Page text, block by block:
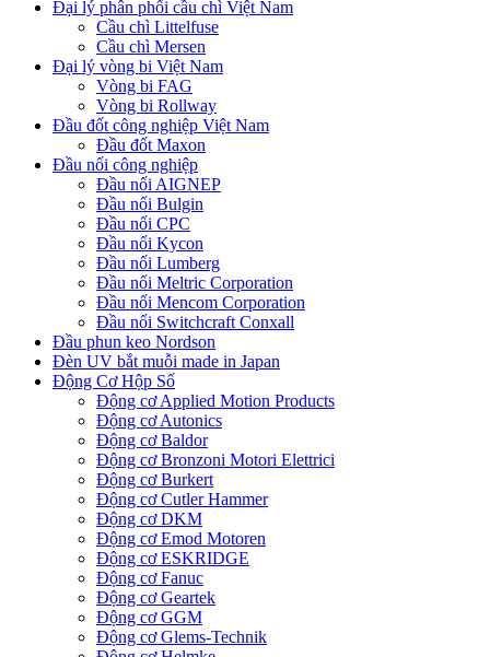
Đại lý phân phối cầu chì Việt Nam
Cầu chì Littelfuse
Cầu chì Mersen
Đại lý vòng bi Việt Nam
Vòng bi FAG
Vòng bi Rollway
Đầu đốt công nghiệp Việt Nam
Đầu đốt Maxon
Đầu nối công nghiệp
Đầu nối AIGNEP
Đầu nối Bulgin
Đầu nối CPC
Đầu nối Kycon
Đầu nối Lumberg
Đầu nối Meltric Corporation
Đầu nối Mencom Corporation
Đầu nối Switchcraft Conxall
Đầu phun keo Nordson
Đèn UV bắt muỗi made in Japan
Động Cơ Hộp Số
Động cơ Applied Motion Products
Động cơ Autonics
Động cơ Baldor
Động cơ Bronzoni Motori Elettrici
Động cơ Burkert
Động cơ Cutler Hammer
Động cơ DKM
Động cơ Emod Motoren
Động cơ ESKRIDGE
Động cơ Fanuc
Động cơ Geartek
Động cơ GGM
Động cơ Glems-Technik